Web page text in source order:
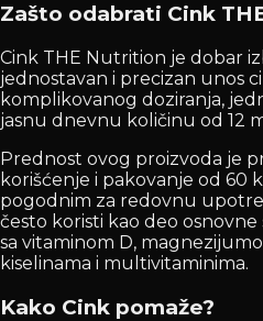
Zašto odabrati Cink
Cink THE Nutrition je dobar
jednostavan i precizan unos
komplikovanog doziranja,
jasnu dnevnu količinu od 12
Prednost ovog proizvoda je
korišćenje i pakovanje od 60
pogodnim za redovnu
često koristi kao deo
sa vitaminom D,
kiselinama i multivitaminima.
Kako Cink pomaže?